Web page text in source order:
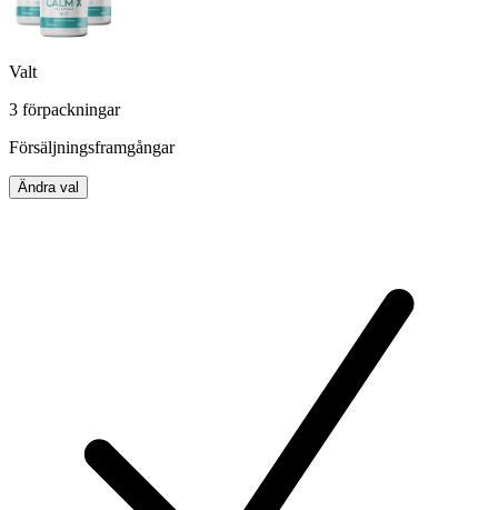
Valt
3 förpackningar
Försäljningsframgångar
Ändra val